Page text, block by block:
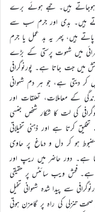
ہوجاتے ہیں۔ جمے ہوئے برے
ہیں۔ بدی اور جرم سب سے
ہیں، پھر یہ بد عمل یا جرم
میں شہوت پرستی کے بڑے
جت جاتا ہے۔ پورنوگرافی
کر دیتی ہے، جو ہر دم شہوانی
کے معاملات، تعلقات اور
کی لت کا شکار شخص جنسی
کرتا ہے اور ذہنی تخیلاتی
ہو کر دل و دماغ پر حاوی
ہے۔ دور حاضر میں ریپ اور
ہے۔ فحش ویب سائٹس پر حقیقی
سے پیدا شدہ شہوانی تخیل
تنزلی کی راہ پر گامزن ہوتی